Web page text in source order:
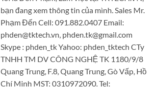
bạn đang xem thông tin của mình. Sales Mr.
Phạm Đến Cell: 091.882.0407 Email:
phden@tktech.vn, phden.tk@gmail.com
Skype : phden_tk Yahoo: phden_tktech CTy
TNHH TM DV CÔNG NGHỆ TK 1180/9/8
Quang Trung, F.8, Quang Trung, Gò Vấp, Hồ
Chí Minh MST: 0310972090. Tel: